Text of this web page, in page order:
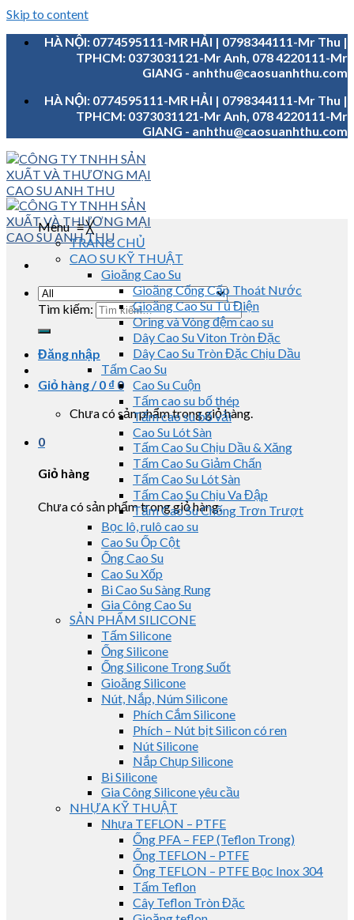
Skip to content
HÀ NỘI: 0774595111-MR HẢI | 0798344111-Mr Thu |
TPHCM: 0373031121-Mr Anh, 078 4220111-Mr
GIANG - anhthu@caosuanhthu.com
HÀ NỘI: 0774595111-MR HẢI | 0798344111-Mr Thu |
TPHCM: 0373031121-Mr Anh, 078 4220111-Mr
GIANG - anhthu@caosuanhthu.com
Tìm kiếm:
Đăng nhập
Giỏ hàng /0 ₫ 0
Chưa có sản phẩm trong giỏ hàng.
0
Giỏ hàng
Chưa có sản phẩm trong giỏ hàng.
Menu≡╳
TRANG CHỦ
CAO SU KỸ THUẬT
Gioăng Cao Su
Gioăng Cống Cấp Thoát Nước
Gioăng Cao Su Tủ Điện
Oring và Vòng đệm cao su
Dây Cao Su Viton Tròn Đặc
Dây Cao Su Tròn Đặc Chịu Dầu
Tấm Cao Su
Cao Su Cuộn
Tấm cao su bố thép
Tấm cao su bố vải
Cao Su Lót Sàn
Tấm Cao Su Chịu Dầu & Xăng
Tấm Cao Su Giảm Chấn
Tấm Cao Su Lót Sàn
Tấm Cao Su Chịu Va Đập
Tấm Cao Su Chống Trơn Trượt
Bọc lô, rulô cao su
Cao Su Ốp Cột
Ống Cao Su
Cao Su Xốp
Bi Cao Su Sàng Rung
Gia Công Cao Su
SẢN PHẨM SILICONE
Tấm Silicone
Ống Silicone
Ống Silicone Trong Suốt
Gioăng Silicone
Nút, Nắp, Núm Silicone
Phích Cắm Silicone
Phích – Nút bịt Silicon có ren
Nút Silicone
Nắp Chụp Silicone
Bi Silicone
Gia Công Silicone yêu cầu
NHỰA KỸ THUẬT
Nhựa TEFLON – PTFE
Ống PFA – FEP (Teflon Trong)
Ống TEFLON – PTFE
Ống TEFLON – PTFE Bọc Inox 304
Tấm Teflon
Cây Teflon Tròn Đặc